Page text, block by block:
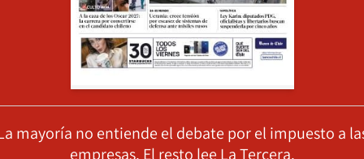
mayoría no entiende el debate por el impuesto a
empresas. El resto lee La Tercera.